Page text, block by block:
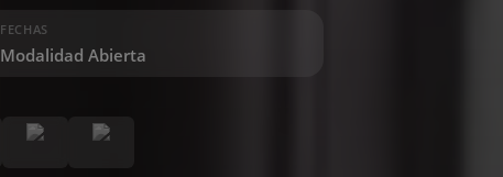
FECHAS
Modalidad Abierta